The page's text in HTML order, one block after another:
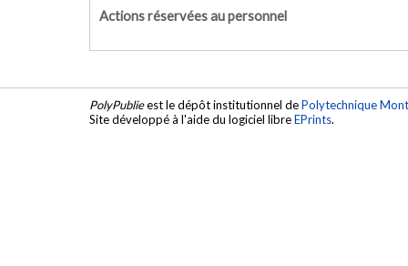
Actions réservées au personnel
PolyPublieest le dépôt institutionnel dePolytechnique
Site développé à l'aide du logiciel libreEPrints.